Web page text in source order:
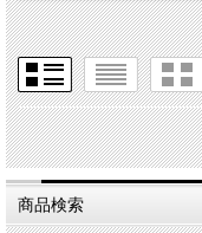
商品検索